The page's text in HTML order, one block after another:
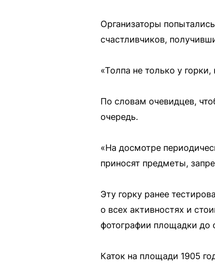
Организаторы
счастливчиков,
«Толпа не только у
По словам очевидцев,
очередь.
«На досмотре
приносят предметы,
Эту горку ранее
о всех активностях и
фотографии площадки до
Каток на площади 1905